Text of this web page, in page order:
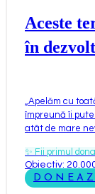
Aceste
în
Apelăm cu
împreună îi
atât de mare
✨ Fii primul
Obiectiv: